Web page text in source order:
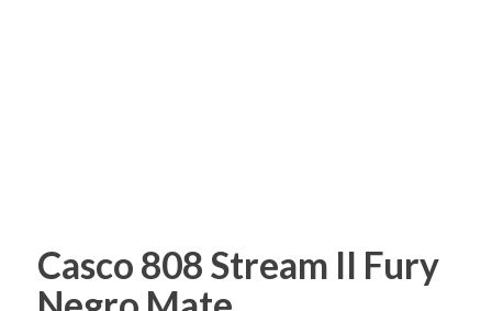
Casco 808 Stream II Fury